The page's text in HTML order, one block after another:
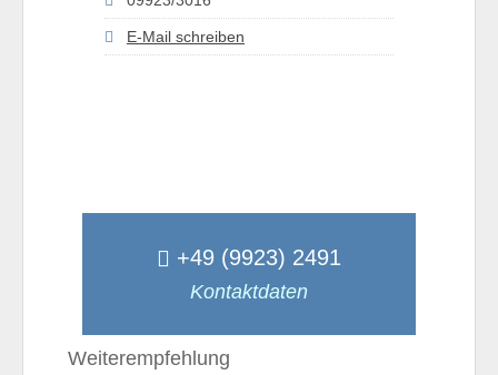
E-Mail schreiben
+49 (9923) 2491
Kontaktdaten
Weiterempfehlung